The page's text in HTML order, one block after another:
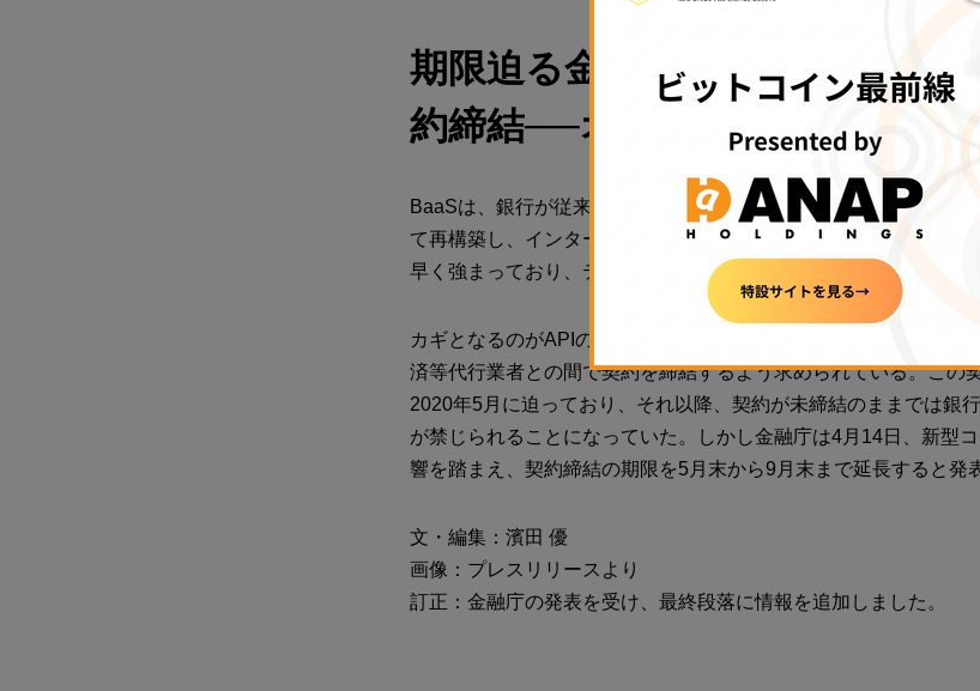
期限迫る金融機関と電子決済等
約締結──オープンAPI
BaaSは、銀行が従来から提供してきたサービスを、金融ライセ
て再構築し、インターネットを使って企業に提供するサービス。
早く強まっており、テックスタートアップなどが金融サービス提
カギとなるのがAPIの公開だ。2017年に成立、18年施行の改正銀
済等代行業者との間で契約を締結するよう求められている。この
2020年5月に迫っており、それ以降、契約が未締結のままでは銀
が禁じられることになっていた。しかし金融庁は4月14日、新型
響を踏まえ、契約締結の期限を5月末から9月末まで延長すると発
文・編集：濱田 優
画像：プレスリリースより
訂正：金融庁の発表を受け、最終段落に情報を追加しました。